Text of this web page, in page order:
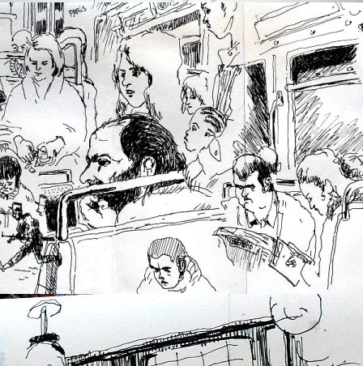
gare de lorient
metro parisien